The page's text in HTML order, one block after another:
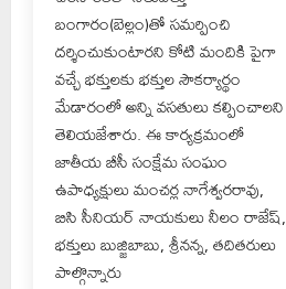
బంగారం(బెల్లం)తో సమర్పించి
దర్శించుకుంటారని కోటి మందికి పైగా
వచ్చే భక్తులకు భక్తుల సౌకర్యార్థం
మేడారంలో అన్ని వసతులు కల్పించాలని
తెలియజేశారు. ఈ కార్యక్రమంలో
జాతీయ బీసీ సంక్షేమ సంఘం
ఉపాధ్యక్షులు మంచర్ల నాగేశ్వరరావు,
బిసి సీనియర్ నాయకులు నీలం రాజేష్,
భక్తులు బుజ్జిబాబు, శ్రీనన్న, తదితరులు
పాల్గొన్నారు